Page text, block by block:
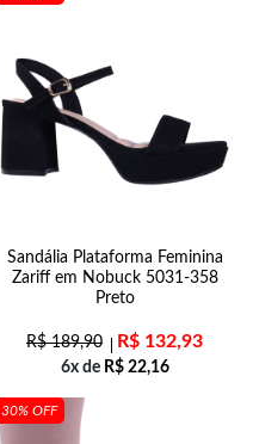
Sandália Plataforma Feminina
Zariff em Nobuck 5031-358
Preto
R$189,90 R$ 132,93
6x de R$22,16
30% OFF